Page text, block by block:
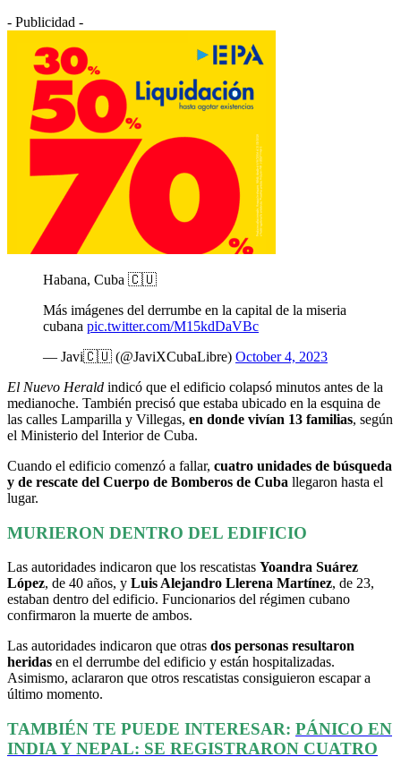
- Publicidad -
Habana, Cuba 🇨🇺
Más imágenes del derrumbe en la capital de la miseria
cubana pic.twitter.com/M15kdDaVBc
— Javi🇨🇺 (@JaviXCubaLibre) October 4, 2023
El Nuevo Herald indicó que el edificio colapsó minutos antes de la
medianoche. También precisó que estaba ubicado en la esquina de
las calles Lamparilla y Villegas, en donde vivían 13 familias, según
el Ministerio del Interior de Cuba.
Cuando el edificio comenzó a fallar, cuatro unidades de búsqueda
y de rescate del Cuerpo de Bomberos de Cuba llegaron hasta el
lugar.
MURIERON DENTRO DEL EDIFICIO
Las autoridades indicaron que los rescatistas Yoandra Suárez
López, de 40 años, y Luis Alejandro Llerena Martínez, de 23,
estaban dentro del edificio. Funcionarios del régimen cubano
confirmaron la muerte de ambos.
Las autoridades indicaron que otras dos personas resultaron
heridas en el derrumbe del edificio y están hospitalizadas.
Asimismo, aclararon que otros rescatistas consiguieron escapar a
último momento.
TAMBIÉN TE PUEDE INTERESAR: PÁNICO EN
INDIA Y NEPAL: SE REGISTRARON CUATRO